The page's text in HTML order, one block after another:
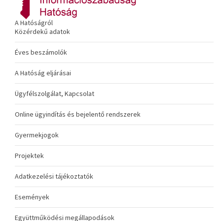
A Hatóságról
Közérdekű adatok
Éves beszámolók
A Hatóság eljárásai
Ügyfélszolgálat, Kapcsolat
Online ügyindítás és bejelentő rendszerek
Gyermekjogok
Projektek
Adatkezelési tájékoztatók
Események
Együttműködési megállapodások